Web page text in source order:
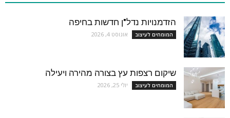
הזדמנויות נדל"ן חדשות בחיפה
המומחים לעיצוב אוגוסט 4, 2026
שיקום רצפות עץ בצורה מהירה ויעילה
המומחים לעיצוב יולי 25, 2026